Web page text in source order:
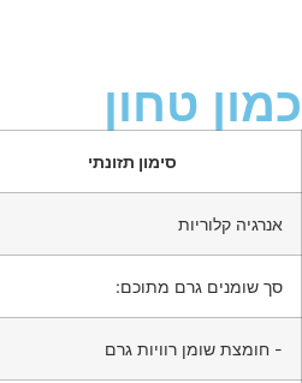
טחון
סימון תזונתי
אנרגיה קלוריות
סך שומנים גרם מתוכם:
- חומצת שומן רוויות גרם